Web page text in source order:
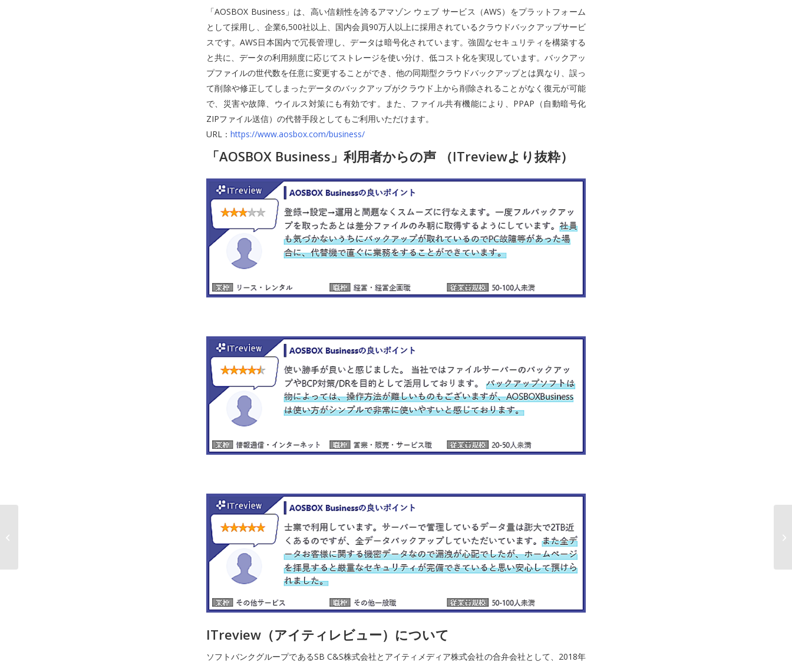
「AOSBOX Business」は、高い信頼性を誇るアマゾン ウェブ サービス（AWS）をプラットフォーム
として採用し、企業6,500社以上、国内会員90万人以上に採用されているクラウドバックアップサービ
スです。AWS日本国内で冗長管理し、データは暗号化されています。強固なセキュリティを構築する
と共に、データの利用頻度に応じてストレージを使い分け、低コスト化を実現しています。バックアッ
プファイルの世代数を任意に変更することができ、他の同期型クラウドバックアップとは異なり、誤っ
て削除や修正してしまったデータのバックアップがクラウド上から削除されることがなく復元が可能
で、災害や故障、ウイルス対策にも有効です。また、ファイル共有機能により、PPAP（自動暗号化
ZIPファイル送信）の代替手段としてもご利用いただけます。
URL： https://www.aosbox.com/business/
「AOSBOX Business」利用者からの声 （ITreviewより抜粋）
ITreview（アイティレビュー）について
ソフトバンクグループであるSB C&S株式会社とアイティメディア株式会社の合弁会社として、2018年